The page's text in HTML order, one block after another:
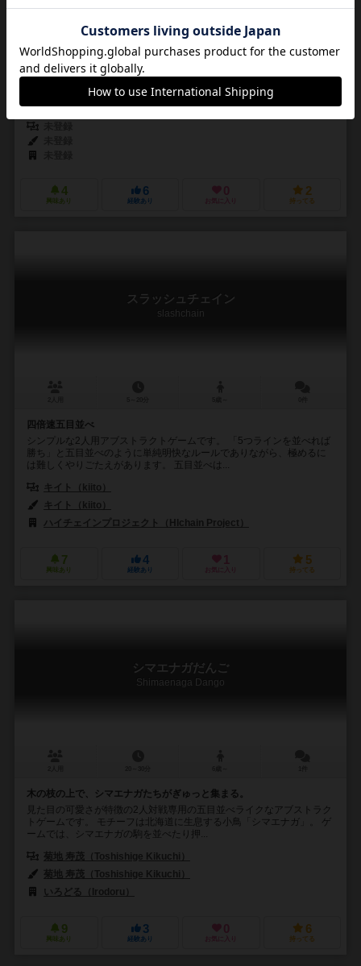
2人用 10～20分 8歳～ 0件
作品説明文の編集者を募集中
4
興味あり
6
経験あり
0
お気に入り
2
持ってる
スラッシュチェイン
slashchain
四倍速五目並べ
シンプルな2人用アブストラクトゲームです。 「5つラインを並べれば
勝ち」と五目並べのように単純明快なルールでありながら、極めるに
は難しくやりごたえがあります。 五目並べは...
キイト（kiito）
キイト（kiito）
ハイチェインプロジェクト（HIchain Project）
7
興味あり
4
経験あり
1
お気に入り
5
持ってる
シマエナガだんご
Shimaenaga Dango
木の枝の上で、シマエナガたちがぎゅっと集まる。
見た目の可愛さが特徴の2人対戦専用の五目並べライクなアブストラク
トゲームです。 モチーフは北海道に生息する小鳥「シマエナガ」。 ゲ
ームでは、シマエナガの駒を並べたり押...
菊地 寿茂（Toshishige Kikuchi）
菊地 寿茂（Toshishige Kikuchi）
いろどる（Irodoru）
9
興味あり
3
経験あり
0
お気に入り
6
持ってる